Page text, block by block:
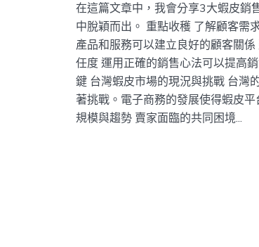
在這篇文章中，我會分享3大蝦皮銷
中脫穎而出。 重點收穫 了解顧客需
產品和服務可以建立良好的顧客關
任度 運用正確的銷售心法可以提高
鍵 台灣蝦皮市場的現況與挑戰 台灣
著挑戰。電子商務的發展使得蝦皮
規模與趨勢 賣家面臨的共同困境...